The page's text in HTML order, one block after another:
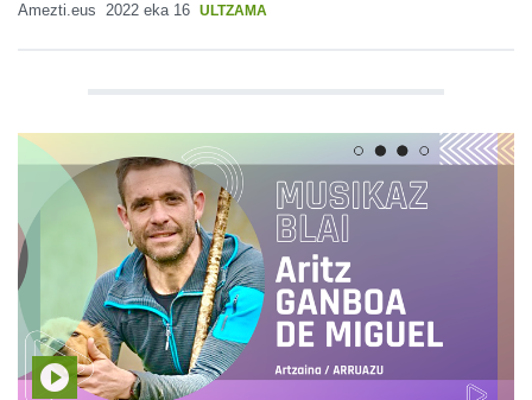
Amezti.eus 2022 eka 16 ULTZAMA